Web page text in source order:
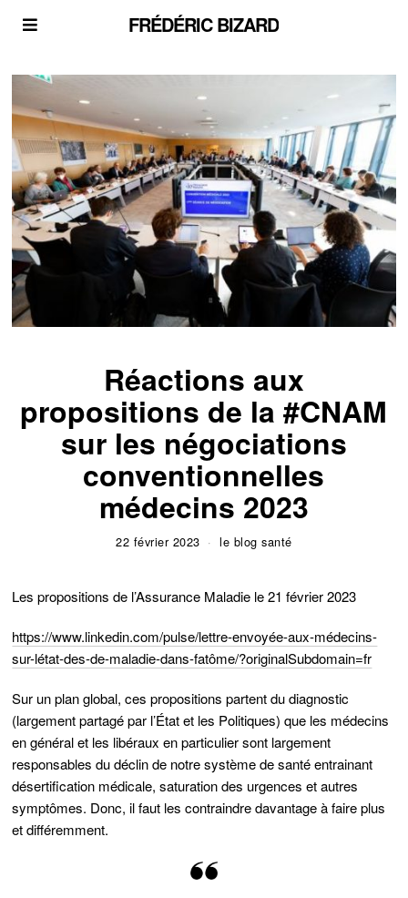
FRÉDÉRIC BIZARD
Réactions aux
propositions de la #CNAM
sur les négociations
conventionnelles
médecins 2023
22 février 2023 le blog santé
Les propositions de l’Assurance Maladie le 21 février 2023
https://www.linkedin.com/pulse/lettre-envoyée-aux-médecins-
sur-létat-des-de-maladie-dans-fatôme/?originalSubdomain=fr
Sur un plan global, ces propositions partent du diagnostic
(largement partagé par l’État et les Politiques) que les médecins
en général et les libéraux en particulier sont largement
responsables du déclin de notre système de santé entrainant
désertification médicale, saturation des urgences et autres
symptômes. Donc, il faut les contraindre davantage à faire plus
et différemment.